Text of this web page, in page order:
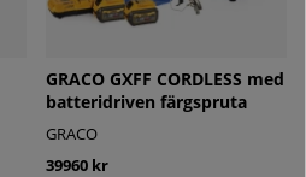
GRACO GXFF CORDLESS med
batteridriven färgspruta
GRACO
39960 kr